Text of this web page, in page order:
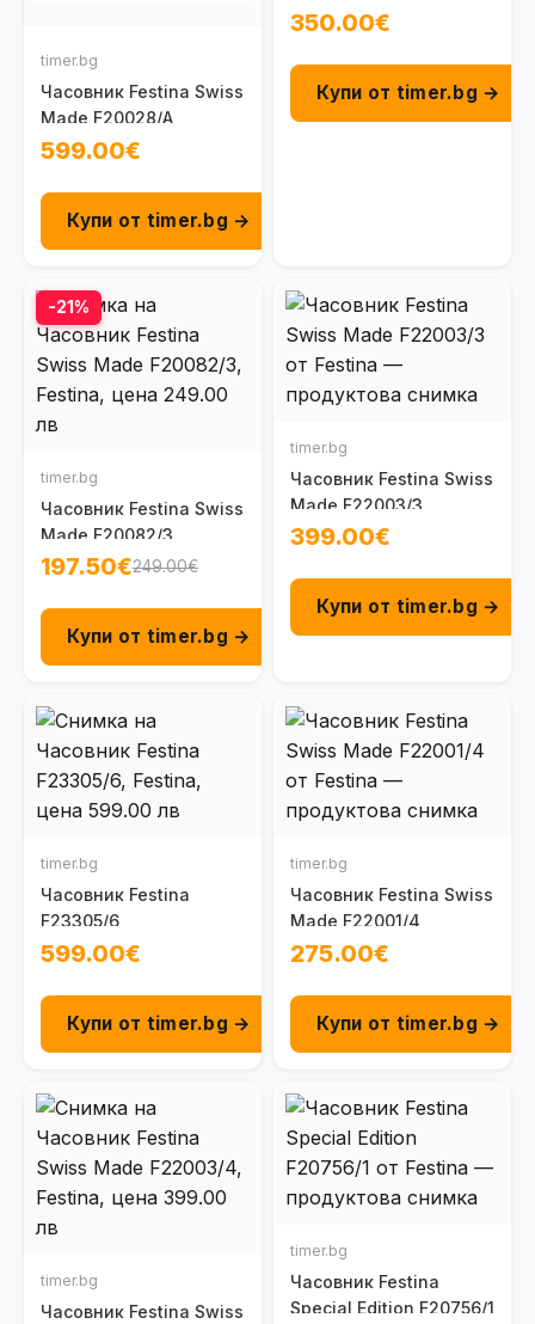
timer.bg
Часовник Festina Swiss
Made F20028/A
599.00€
Купи от timer.bg →
350.00€
Купи от timer.bg →
-21%
timer.bg
Часовник Festina Swiss
Made F20082/3
197.50€249.00€
Купи от timer.bg →
timer.bg
Часовник Festina Swiss
Made F22003/3
399.00€
Купи от timer.bg →
timer.bg
Часовник Festina
F23305/6
599.00€
Купи от timer.bg →
timer.bg
Часовник Festina Swiss
Made F22001/4
275.00€
Купи от timer.bg →
timer.bg
Часовник Festina Swiss
timer.bg
Часовник Festina
Special Edition F20756/1